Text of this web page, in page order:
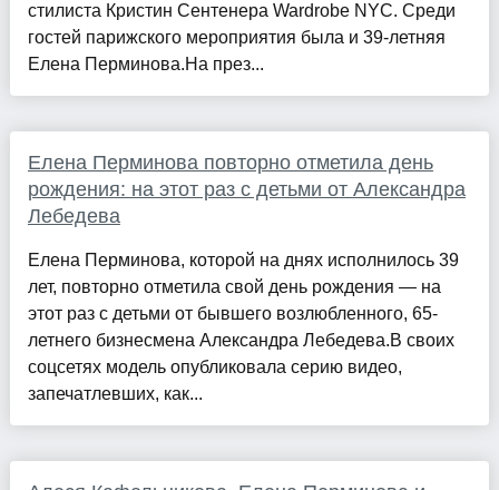
стилиста Кристин Сентенера Wardrobe NYC. Среди
гостей парижского мероприятия была и 39-летняя
Елена Перминова.На през...
Елена Перминова повторно отметила день
рождения: на этот раз с детьми от Александра
Лебедева
Елена Перминова, которой на днях исполнилось 39
лет, повторно отметила свой день рождения — на
этот раз с детьми от бывшего возлюбленного, 65-
летнего бизнесмена Александра Лебедева.В своих
соцсетях модель опубликовала серию видео,
запечатлевших, как...